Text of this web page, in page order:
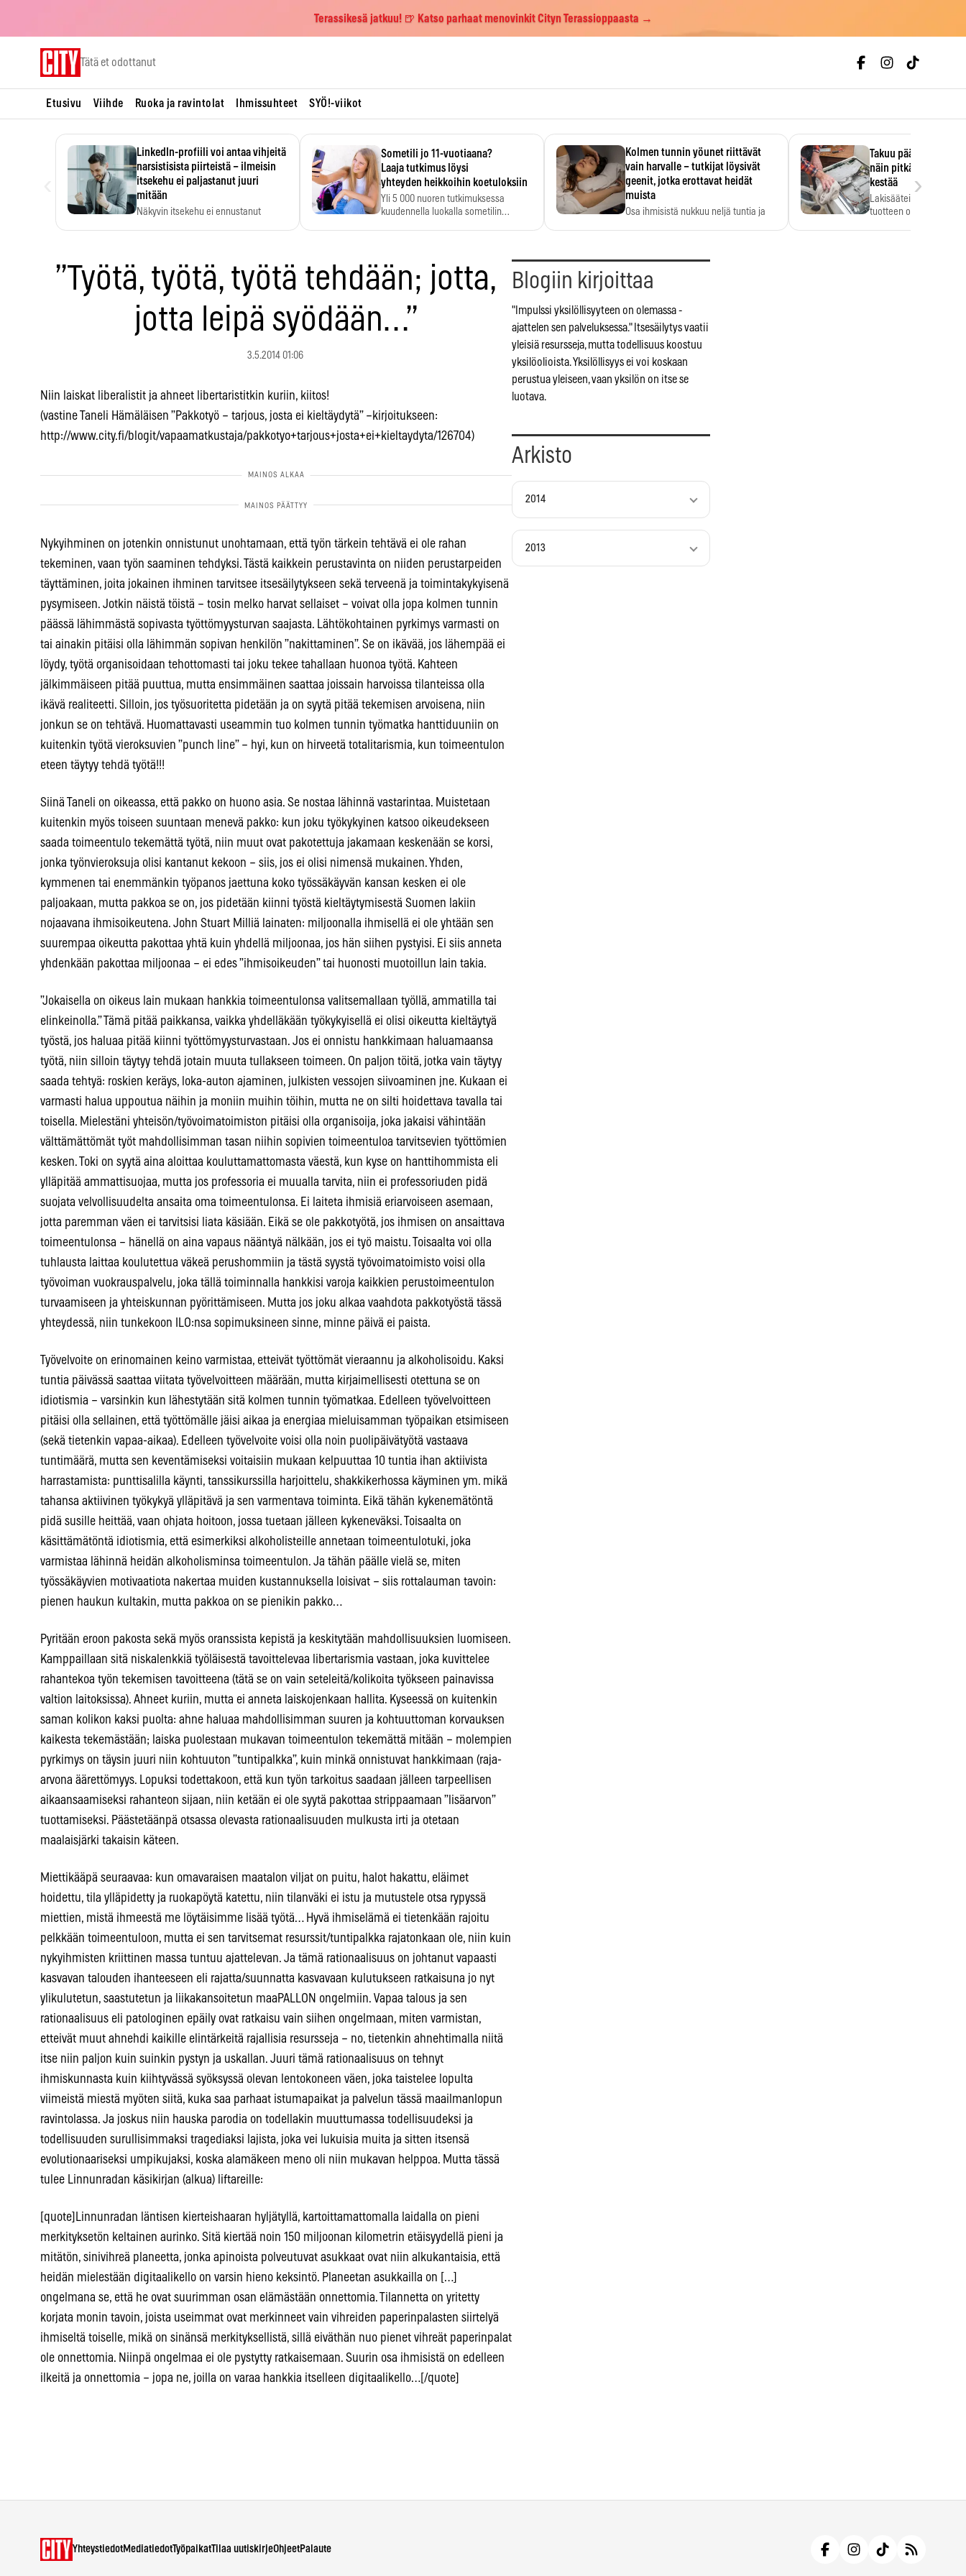
Terassikesä jatkuu! 🍺 Katso parhaat menovinkit Cityn Terassioppaasta →
Tätä et odottanut
Etusivu Viihde Ruoka ja ravintolat Ihmissuhteet SYÖ!-viikot
LinkedIn-profiili voi antaa vihjeitä
narsistisista piirteistä – ilmeisin
itsekehu ei paljastanut juuri
mitään
Näkyvin itsekehu ei ennustanut
Sometili jo 11-vuotiaana?
Laaja tutkimus löysi
yhteyden heikkoihin koetuloksiin
Yli 5 000 nuoren tutkimuksessa
kuudennella luokalla sometilin…
Kolmen tunnin yöunet riittävät
vain harvalle – tutkijat löysivät
geenit, jotka erottavat heidät
muista
Osa ihmisistä nukkuu neljä tuntia ja
Takuu päättyi,
näin pitkään
kestää
Lakisääteinen
tuotteen oletetun
›
”Työtä, työtä, työtä tehdään; jotta,
jotta leipä syödään…”
3.5.2014 01:06
Niin laiskat liberalistit ja ahneet libertaristitkin kuriin, kiitos!
(vastine Taneli Hämäläisen ”Pakkotyö – tarjous, josta ei kieltäydytä” –kirjoitukseen:
http://www.city.fi/blogit/vapaamatkustaja/pakkotyo+tarjous+josta+ei+kieltaydyta/126704)
Nykyihminen on jotenkin onnistunut unohtamaan, että työn tärkein tehtävä ei ole rahan
tekeminen, vaan työn saaminen tehdyksi. Tästä kaikkein perustavinta on niiden perustarpeiden
täyttäminen, joita jokainen ihminen tarvitsee itsesäilytykseen sekä terveenä ja toimintakykyisenä
pysymiseen. Jotkin näistä töistä – tosin melko harvat sellaiset – voivat olla jopa kolmen tunnin
päässä lähimmästä sopivasta työttömyysturvan saajasta. Lähtökohtainen pyrkimys varmasti on
tai ainakin pitäisi olla lähimmän sopivan henkilön ”nakittaminen”. Se on ikävää, jos lähempää ei
löydy, työtä organisoidaan tehottomasti tai joku tekee tahallaan huonoa työtä. Kahteen
jälkimmäiseen pitää puuttua, mutta ensimmäinen saattaa joissain harvoissa tilanteissa olla
ikävä realiteetti. Silloin, jos työsuoritetta pidetään ja on syytä pitää tekemisen arvoisena, niin
jonkun se on tehtävä. Huomattavasti useammin tuo kolmen tunnin työmatka hanttiduuniin on
kuitenkin työtä vieroksuvien ”punch line” – hyi, kun on hirveetä totalitarismia, kun toimeentulon
eteen täytyy tehdä työtä!!!
Siinä Taneli on oikeassa, että pakko on huono asia. Se nostaa lähinnä vastarintaa. Muistetaan
kuitenkin myös toiseen suuntaan menevä pakko: kun joku työkykyinen katsoo oikeudekseen
saada toimeentulo tekemättä työtä, niin muut ovat pakotettuja jakamaan keskenään se korsi,
jonka työnvieroksuja olisi kantanut kekoon – siis, jos ei olisi nimensä mukainen. Yhden,
kymmenen tai enemmänkin työpanos jaettuna koko työssäkäyvän kansan kesken ei ole
paljoakaan, mutta pakkoa se on, jos pidetään kiinni työstä kieltäytymisestä Suomen lakiin
nojaavana ihmisoikeutena. John Stuart Milliä lainaten: miljoonalla ihmisellä ei ole yhtään sen
suurempaa oikeutta pakottaa yhtä kuin yhdellä miljoonaa, jos hän siihen pystyisi. Ei siis anneta
yhdenkään pakottaa miljoonaa – ei edes ”ihmisoikeuden” tai huonosti muotoillun lain takia.
”Jokaisella on oikeus lain mukaan hankkia toimeentulonsa valitsemallaan työllä, ammatilla tai
elinkeinolla.” Tämä pitää paikkansa, vaikka yhdelläkään työkykyisellä ei olisi oikeutta kieltäytyä
työstä, jos haluaa pitää kiinni työttömyysturvastaan. Jos ei onnistu hankkimaan haluamaansa
työtä, niin silloin täytyy tehdä jotain muuta tullakseen toimeen. On paljon töitä, jotka vain täytyy
saada tehtyä: roskien keräys, loka-auton ajaminen, julkisten vessojen siivoaminen jne. Kukaan ei
varmasti halua uppoutua näihin ja moniin muihin töihin, mutta ne on silti hoidettava tavalla tai
toisella. Mielestäni yhteisön/työvoimatoimiston pitäisi olla organisoija, joka jakaisi vähintään
välttämättömät työt mahdollisimman tasan niihin sopivien toimeentuloa tarvitsevien työttömien
kesken. Toki on syytä aina aloittaa kouluttamattomasta väestä, kun kyse on hanttihommista eli
ylläpitää ammattisuojaa, mutta jos professoria ei muualla tarvita, niin ei professoriuden pidä
suojata velvollisuudelta ansaita oma toimeentulonsa. Ei laiteta ihmisiä eriarvoiseen asemaan,
jotta paremman väen ei tarvitsisi liata käsiään. Eikä se ole pakkotyötä, jos ihmisen on ansaittava
toimeentulonsa – hänellä on aina vapaus nääntyä nälkään, jos ei työ maistu. Toisaalta voi olla
tuhlausta laittaa koulutettua väkeä perushommiin ja tästä syystä työvoimatoimisto voisi olla
työvoiman vuokrauspalvelu, joka tällä toiminnalla hankkisi varoja kaikkien perustoimeentulon
turvaamiseen ja yhteiskunnan pyörittämiseen. Mutta jos joku alkaa vaahdota pakkotyöstä tässä
yhteydessä, niin tunkekoon ILO:nsa sopimuksineen sinne, minne päivä ei paista.
Työvelvoite on erinomainen keino varmistaa, etteivät työttömät vieraannu ja alkoholisoidu. Kaksi
tuntia päivässä saattaa viitata työvelvoitteen määrään, mutta kirjaimellisesti otettuna se on
idiotismia – varsinkin kun lähestytään sitä kolmen tunnin työmatkaa. Edelleen työvelvoitteen
pitäisi olla sellainen, että työttömälle jäisi aikaa ja energiaa mieluisamman työpaikan etsimiseen
(sekä tietenkin vapaa-aikaa). Edelleen työvelvoite voisi olla noin puolipäivätyötä vastaava
tuntimäärä, mutta sen keventämiseksi voitaisiin mukaan kelpuuttaa 10 tuntia ihan aktiivista
harrastamista: punttisalilla käynti, tanssikurssilla harjoittelu, shakkikerhossa käyminen ym. mikä
tahansa aktiivinen työkykyä ylläpitävä ja sen varmentava toiminta. Eikä tähän kykenemätöntä
pidä susille heittää, vaan ohjata hoitoon, jossa tuetaan jälleen kykeneväksi. Toisaalta on
käsittämätöntä idiotismia, että esimerkiksi alkoholisteille annetaan toimeentulotuki, joka
varmistaa lähinnä heidän alkoholisminsa toimeentulon. Ja tähän päälle vielä se, miten
työssäkäyvien motivaatiota nakertaa muiden kustannuksella loisivat – siis rottalauman tavoin:
pienen haukun kultakin, mutta pakkoa on se pienikin pakko…
Pyritään eroon pakosta sekä myös oranssista kepistä ja keskitytään mahdollisuuksien luomiseen.
Kamppaillaan sitä niskalenkkiä työläisestä tavoittelevaa libertarismia vastaan, joka kuvittelee
rahantekoa työn tekemisen tavoitteena (tätä se on vain seteleitä/kolikoita työkseen painavissa
valtion laitoksissa). Ahneet kuriin, mutta ei anneta laiskojenkaan hallita. Kyseessä on kuitenkin
saman kolikon kaksi puolta: ahne haluaa mahdollisimman suuren ja kohtuuttoman korvauksen
kaikesta tekemästään; laiska puolestaan mukavan toimeentulon tekemättä mitään – molempien
pyrkimys on täysin juuri niin kohtuuton ”tuntipalkka”, kuin minkä onnistuvat hankkimaan (raja-
arvona äärettömyys. Lopuksi todettakoon, että kun työn tarkoitus saadaan jälleen tarpeellisen
aikaansaamiseksi rahanteon sijaan, niin ketään ei ole syytä pakottaa strippaamaan ”lisäarvon”
tuottamiseksi. Päästetäänpä otsassa olevasta rationaalisuuden mulkusta irti ja otetaan
maalaisjärki takaisin käteen.
Miettikääpä seuraavaa: kun omavaraisen maatalon viljat on puitu, halot hakattu, eläimet
hoidettu, tila ylläpidetty ja ruokapöytä katettu, niin tilanväki ei istu ja mutustele otsa rypyssä
miettien, mistä ihmeestä me löytäisimme lisää työtä… Hyvä ihmiselämä ei tietenkään rajoitu
pelkkään toimeentuloon, mutta ei sen tarvitsemat resurssit/tuntipalkka rajatonkaan ole, niin kuin
nykyihmisten kriittinen massa tuntuu ajattelevan. Ja tämä rationaalisuus on johtanut vapaasti
kasvavan talouden ihanteeseen eli rajatta/suunnatta kasvavaan kulutukseen ratkaisuna jo nyt
ylikulutetun, saastutetun ja liikakansoitetun maaPALLON ongelmiin. Vapaa talous ja sen
rationaalisuus eli patologinen epäily ovat ratkaisu vain siihen ongelmaan, miten varmistan,
etteivät muut ahnehdi kaikille elintärkeitä rajallisia resursseja – no, tietenkin ahnehtimalla niitä
itse niin paljon kuin suinkin pystyn ja uskallan. Juuri tämä rationaalisuus on tehnyt
ihmiskunnasta kuin kiihtyvässä syöksyssä olevan lentokoneen väen, joka taistelee lopulta
viimeistä miestä myöten siitä, kuka saa parhaat istumapaikat ja palvelun tässä maailmanlopun
ravintolassa. Ja joskus niin hauska parodia on todellakin muuttumassa todellisuudeksi ja
todellisuuden surullisimmaksi tragediaksi lajista, joka vei lukuisia muita ja sitten itsensä
evolutionaariseksi umpikujaksi, koska alamäkeen meno oli niin mukavan helppoa. Mutta tässä
tulee Linnunradan käsikirjan (alkua) liftareille:
[quote]Linnunradan läntisen kierteishaaran hyljätyllä, kartoittamattomalla laidalla on pieni
merkityksetön keltainen aurinko. Sitä kiertää noin 150 miljoonan kilometrin etäisyydellä pieni ja
mitätön, sinivihreä planeetta, jonka apinoista polveutuvat asukkaat ovat niin alkukantaisia, että
heidän mielestään digitaalikello on varsin hieno keksintö. Planeetan asukkailla on […]
ongelmana se, että he ovat suurimman osan elämästään onnettomia. Tilannetta on yritetty
korjata monin tavoin, joista useimmat ovat merkinneet vain vihreiden paperinpalasten siirtelyä
ihmiseltä toiselle, mikä on sinänsä merkityksellistä, sillä eiväthän nuo pienet vihreät paperinpalat
ole onnettomia. Niinpä ongelmaa ei ole pystytty ratkaisemaan. Suurin osa ihmisistä on edelleen
ilkeitä ja onnettomia – jopa ne, joilla on varaa hankkia itselleen digitaalikello…[/quote]
Blogiin kirjoittaa
"Impulssi yksilöllisyyteen on olemassa -
ajattelen sen palveluksessa." Itsesäilytys vaatii
yleisiä resursseja, mutta todellisuus koostuu
yksilöolioista. Yksilöllisyys ei voi koskaan
perustua yleiseen, vaan yksilön on itse se
luotava.
Arkisto
2014
2013
YhteystiedotMediatiedotTyöpaikatTilaa uutiskirjeOhjeetPalaute